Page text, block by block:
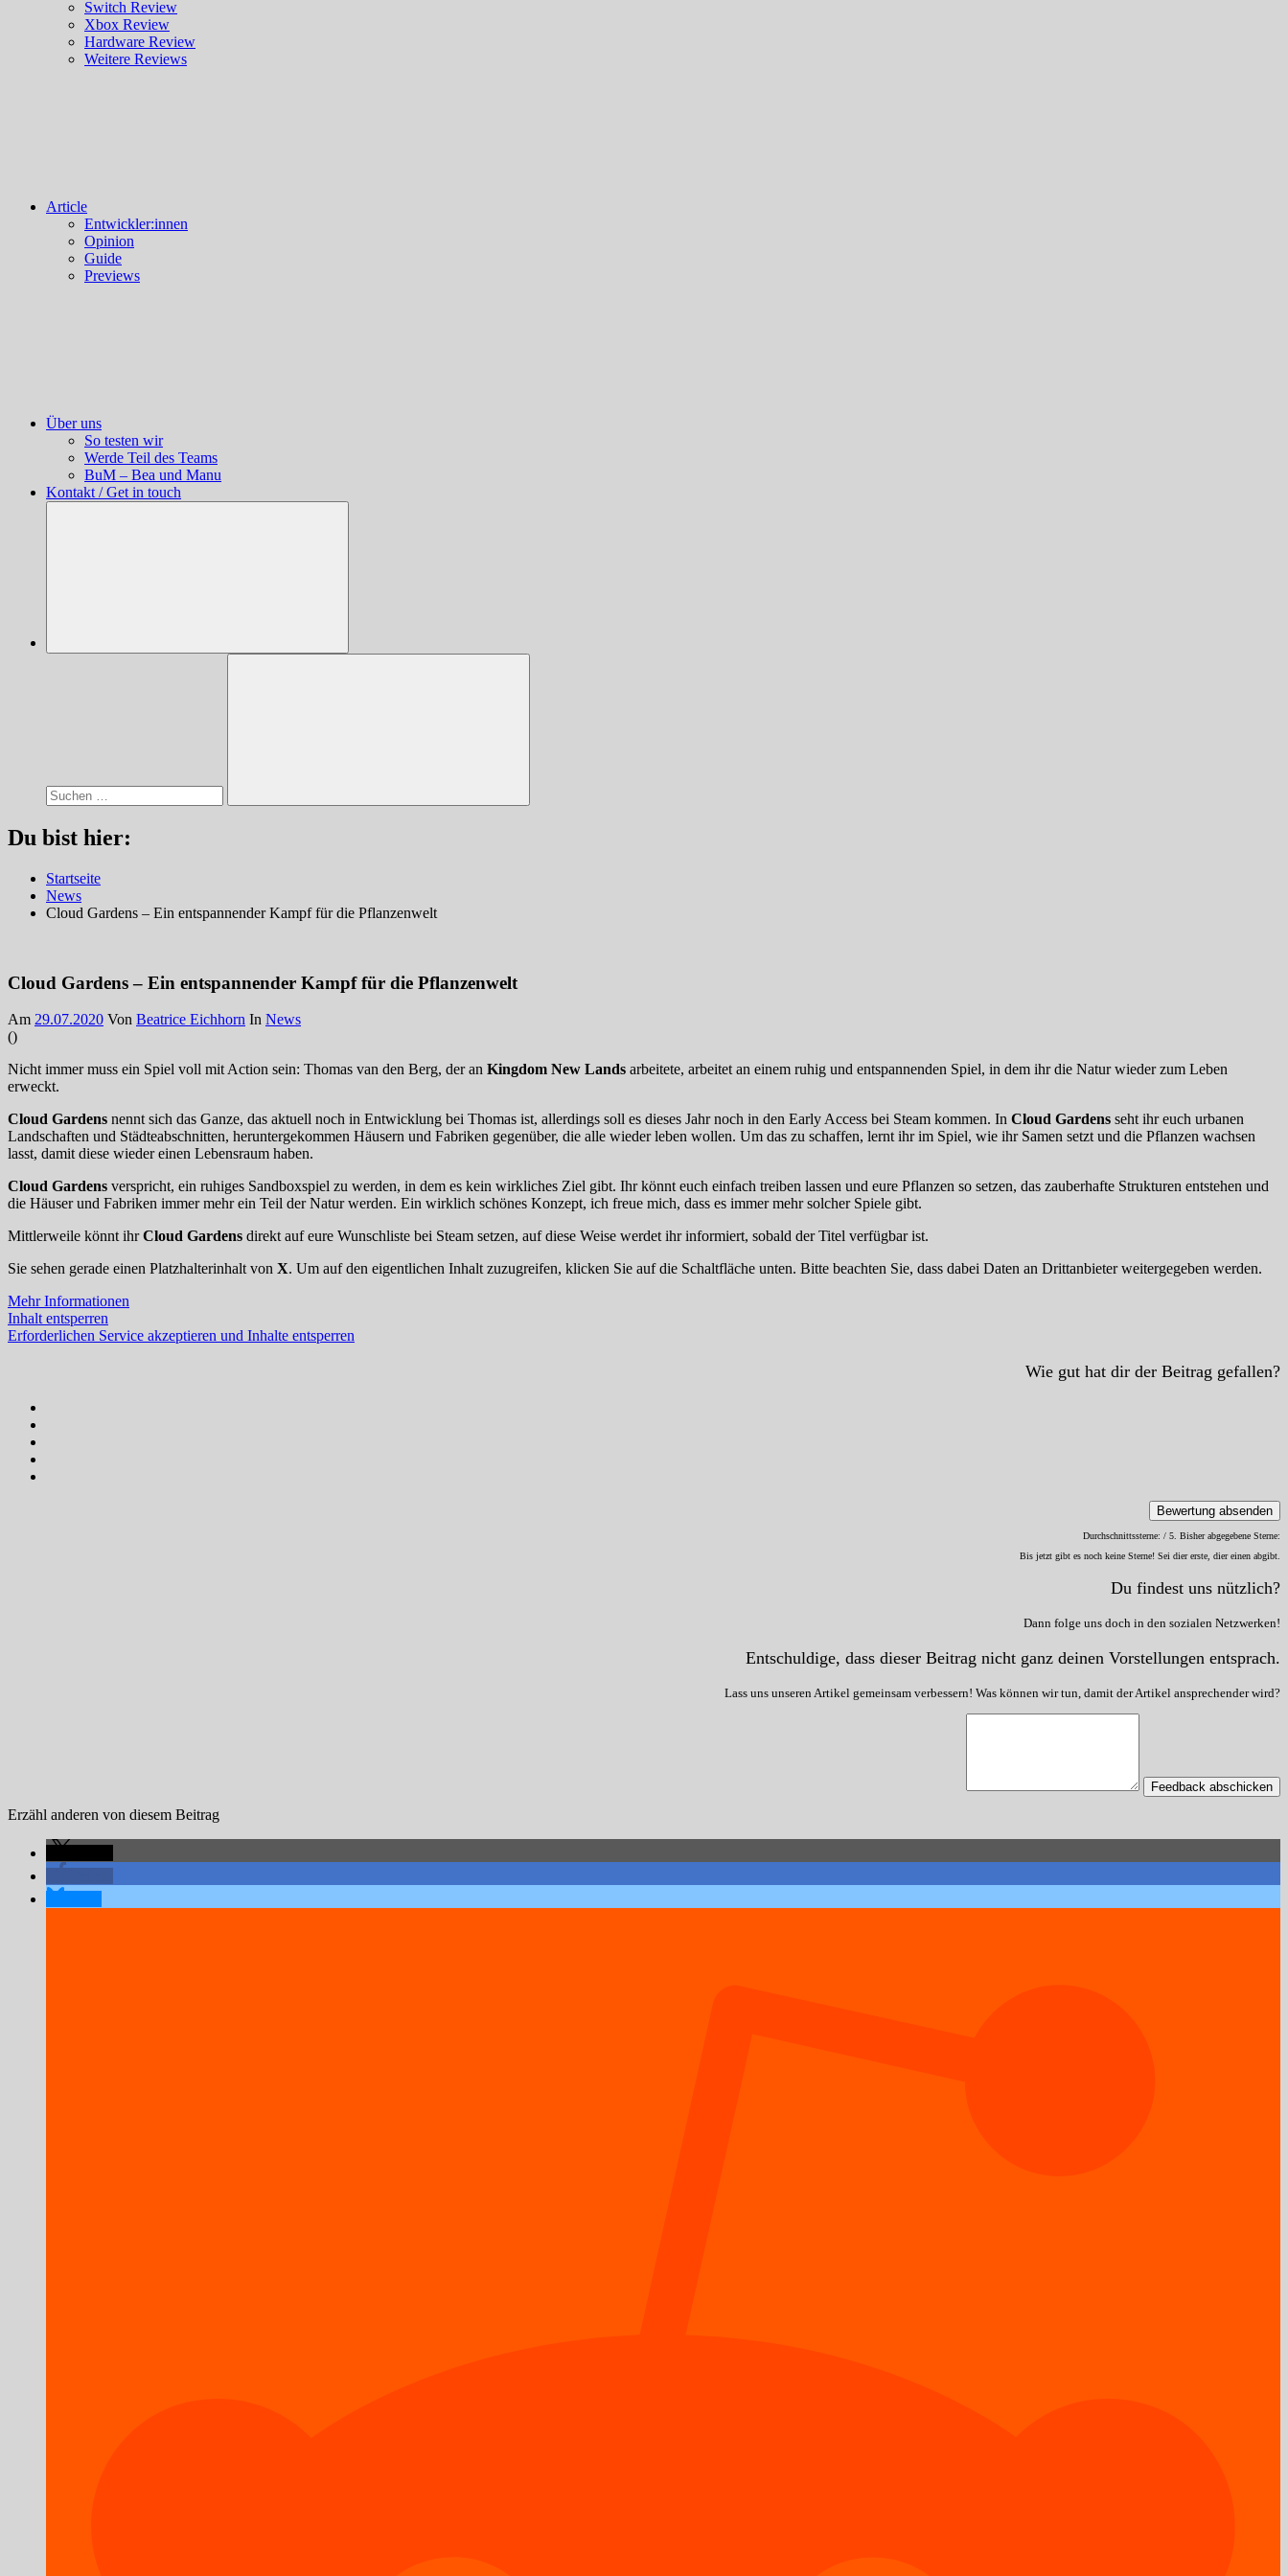
Switch Review
Xbox Review
Hardware Review
Weitere Reviews
Article
Entwickler:innen
Opinion
Guide
Previews
Über uns
So testen wir
Werde Teil des Teams
BuM – Bea und Manu
Kontakt / Get in touch
Suchen
Du bist hier:
Startseite
News
Cloud Gardens – Ein entspannender Kampf für die Pflanzenwelt
Cloud Gardens – Ein entspannender Kampf für die Pflanzenwelt
Am 29.07.2020 Von Beatrice Eichhorn In News
()
Nicht immer muss ein Spiel voll mit Action sein: Thomas van den Berg, der an Kingdom New Lands arbeitete, arbeitet an einem ruhig und entspannenden Spiel, in dem ihr die Natur wieder zum Leben
erweckt.
Cloud Gardens nennt sich das Ganze, das aktuell noch in Entwicklung bei Thomas ist, allerdings soll es dieses Jahr noch in den Early Access bei Steam kommen. In Cloud Gardens seht ihr euch urbanen
Landschaften und Städteabschnitten, heruntergekommen Häusern und Fabriken gegenüber, die alle wieder leben wollen. Um das zu schaffen, lernt ihr im Spiel, wie ihr Samen setzt und die Pflanzen wachsen
lasst, damit diese wieder einen Lebensraum haben.
Cloud Gardens verspricht, ein ruhiges Sandboxspiel zu werden, in dem es kein wirkliches Ziel gibt. Ihr könnt euch einfach treiben lassen und eure Pflanzen so setzen, das zauberhafte Strukturen entstehen und
die Häuser und Fabriken immer mehr ein Teil der Natur werden. Ein wirklich schönes Konzept, ich freue mich, dass es immer mehr solcher Spiele gibt.
Mittlerweile könnt ihrCloud Gardens direkt auf eure Wunschliste bei Steam setzen, auf diese Weise werdet ihr informiert, sobald der Titel verfügbar ist.
Sie sehen gerade einen Platzhalterinhalt von X. Um auf den eigentlichen Inhalt zuzugreifen, klicken Sie auf die Schaltfläche unten. Bitte beachten Sie, dass dabei Daten an Drittanbieter weitergegeben werden.
Mehr Informationen
Inhalt entsperren
Erforderlichen Service akzeptieren und Inhalte entsperren
Wie gut hat dir der Beitrag gefallen?
Bewertung absenden
Durchschnittssterne: / 5. Bisher abgegebene Sterne:
Bis jetzt gibt es noch keine Sterne! Sei dier erste, dier einen abgibt.
Du findest uns nützlich?
Dann folge uns doch in den sozialen Netzwerken!
Entschuldige, dass dieser Beitrag nicht ganz deinen Vorstellungen entsprach.
Lass uns unseren Artikel gemeinsam verbessern! Was können wir tun, damit der Artikel ansprechender wird?
Feedback abschicken
Erzähl anderen von diesem Beitrag